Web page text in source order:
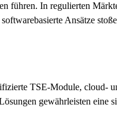
führen. In regulierten
Ansätze
TSE-Module, cloud-
gewährleisten eine